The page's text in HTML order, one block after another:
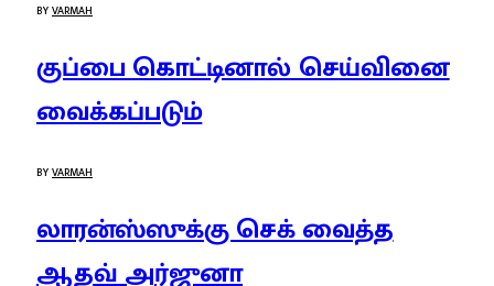
BYVARMAH
குப்பை கொட்டினால் செய்வினை
வைக்கப்படும்
BYVARMAH
லாரன்ஸ்ஸுக்கு செக் வைத்த
ஆதவ் அர்ஜுனா